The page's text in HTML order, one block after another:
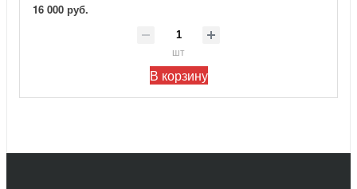
16 000 руб.
шт
В корзину